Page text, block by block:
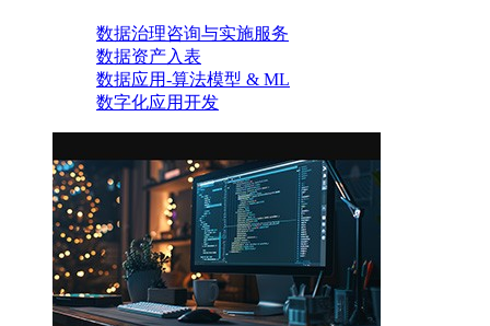
数据治理咨询与实施服务
数据资产入表
数据应用-算法模型 & ML
数字化应用开发